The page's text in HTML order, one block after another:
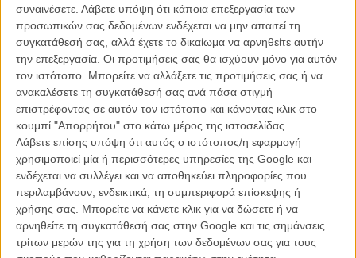
συναινέσετε. Λάβετε υπόψη ότι κάποια επεξεργασία των
προσωπικών σας δεδομένων ενδέχεται να μην απαιτεί τη
συγκατάθεσή σας, αλλά έχετε το δικαίωμα να αρνηθείτε αυτήν
την επεξεργασία. Οι προτιμήσεις σας θα ισχύουν μόνο για αυτόν
τον ιστότοπο. Μπορείτε να αλλάξετε τις προτιμήσεις σας ή να
ανακαλέσετε τη συγκατάθεσή σας ανά πάσα στιγμή
επιστρέφοντας σε αυτόν τον ιστότοπο και κάνοντας κλικ στο
κουμπί "Απορρήτου" στο κάτω μέρος της ιστοσελίδας.
Λάβετε επίσης υπόψη ότι αυτός ο ιστότοπος/η εφαρμογή
χρησιμοποιεί μία ή περισσότερες υπηρεσίες της Google και
ενδέχεται να συλλέγει και να αποθηκεύει πληροφορίες που
περιλαμβάνουν, ενδεικτικά, τη συμπεριφορά επίσκεψης ή
χρήσης σας. Μπορείτε να κάνετε κλικ για να δώσετε ή να
αρνηθείτε τη συγκατάθεσή σας στην Google και τις σημάνσεις
τρίτων μερών της για τη χρήση των δεδομένων σας για τους
Και μην ξεχνάτε: «Δεν υπάρχει τίποτα κακό στο να φοβάσαι, από τη
στιγμή που δεν θα επιτρέψεις ποτέ στο φόβο να αλλάξει αυτό που
είσαι»!
Tags: ParaNorman, FRANKENWEENIE, Τιμ Μπάρτον